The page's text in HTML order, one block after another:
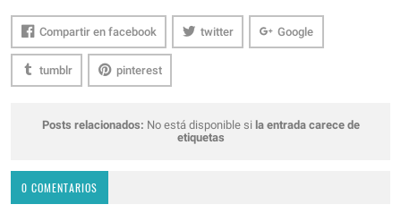
Compartir en facebook twitter Google
tumblr pinterest
Posts relacionados: No está disponible si la entrada carece de
etiquetas
0 COMENTARIOS